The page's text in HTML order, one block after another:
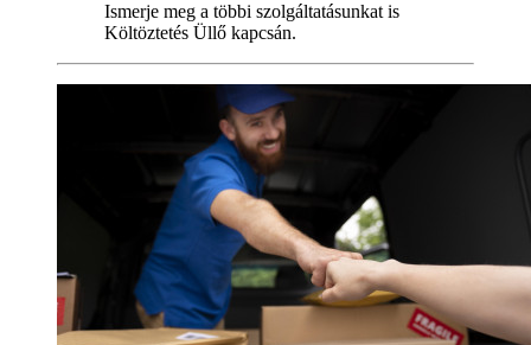
Ismerje meg a többi szolgáltatásunkat is
Költöztetés Üllő kapcsán.